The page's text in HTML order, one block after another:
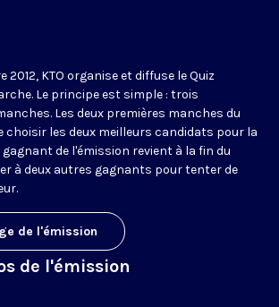
2012, KTO organise et diffuse le Quiz
Le principe est simple : trois
Les deux premières manches du
choisir les deux meilleurs candidats pour la
gagnant de l'émission revient à la fin du
à deux autres gagnants pour tenter de
de l'émission
de l'émission